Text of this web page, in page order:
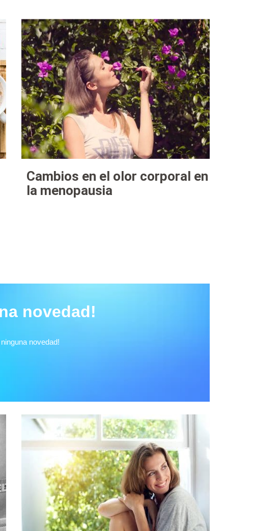
Cambios en el olor corporal en
la menopausia